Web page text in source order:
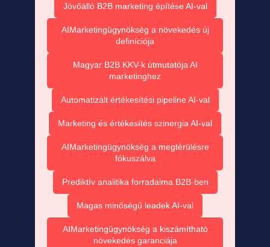
Jövőálló B2B marketing építése AI-val
AIMarketingügynökség a növekedés új
definíciója
Magyar B2B KKV-k útmutatója AI
marketinghez
Automatizált értékesítési pipeline AI-val
Marketing és értékesítés szinergia AI-val
AIMarketingügynökség a megtérülésre
fókuszálva
Prediktív analitika forradalma B2B-ben
Magas minőségű leadek AI-val
AIMarketingügynökség a kiszámítható
növekedés garanciája